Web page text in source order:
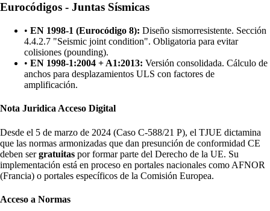
Eurocódigos - Juntas Sísmicas
• EN 1998-1 (Eurocódigo 8): Diseño sismorresistente. Sección
4.4.2.7 "Seismic joint condition". Obligatoria para evitar
colisiones (pounding).
• EN 1998-1:2004 + A1:2013: Versión consolidada. Cálculo de
anchos para desplazamientos ULS con factores de
amplificación.
Nota Juridica Acceso Digital
Desde el 5 de marzo de 2024 (Caso C-588/21 P), el TJUE dictamina
que las normas armonizadas que dan presunción de conformidad CE
deben sergratuitas por formar parte del Derecho de la UE. Su
implementación está en proceso en portales nacionales como AFNOR
(Francia) o portales específicos de la Comisión Europea.
Acceso a Normas